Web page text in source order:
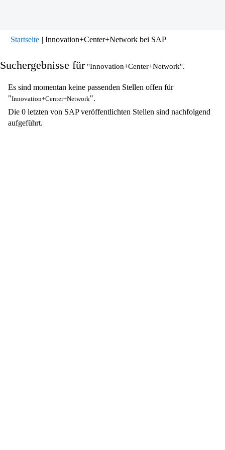
Startseite | Innovation+Center+Network bei SAP(aktuelle
Suchergebnisse für"Innovation+Center+Network".
Es sind momentan keine passenden Stellen offen für
"Innovation+Center+Network".
Die 0 letzten von SAP veröffentlichten Stellen sind nachfolgend
aufgeführt.